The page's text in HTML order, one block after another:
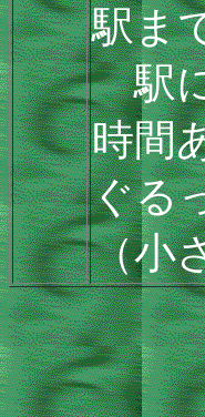
駅ま
駅に
時間
ぐる
（小